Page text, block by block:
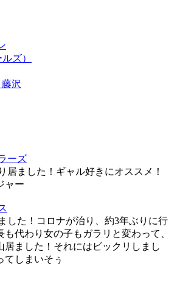
ズ）
沢
ーズ
居ました！ギャル好きにオススメ！
ャー
した！コロナが治り、約3年ぶりに行
も代わり女の子もガラリと変わって、
居ました！それにはビックリしまし
てしまいそぅ